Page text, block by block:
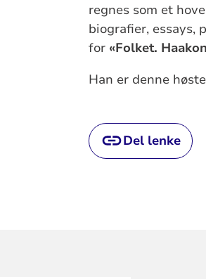
regnes som et
biografier, essays,
for «Folket.
Han er denne
Del lenke